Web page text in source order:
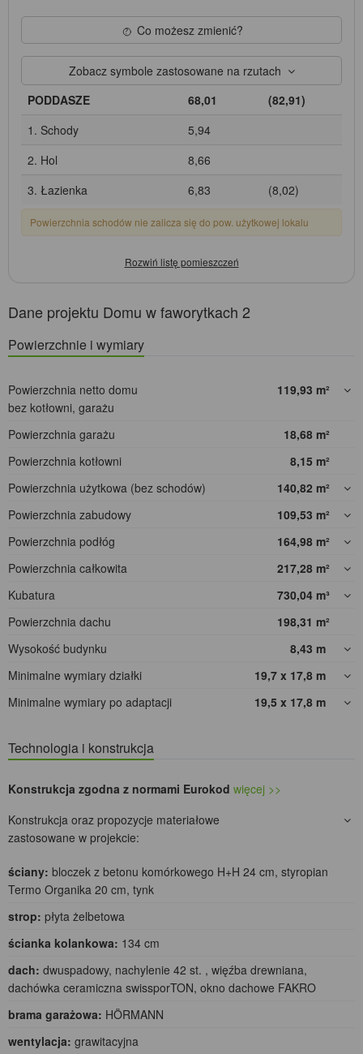
Co możesz zmienić?
Zobacz symbole zastosowane na rzutach
PODDASZE
68,01
(82,91)
1. Schody
5,94
2. Hol
8,66
3. Łazienka
6,83 (8,02)
Powierzchnia schodów nie zalicza się do pow. użytkowej lokalu
Dane projektu Domu w faworytkach 2
Powierzchnie i wymiary
Powierzchnia netto domu
bez kotłowni, garażu
119,93 m²
Powierzchnia garażu 18,68 m²
Powierzchnia kotłowni
8,15 m²
Powierzchnia użytkowa (bez schodów)
140,82 m²
Powierzchnia zabudowy
109,53 m²
Powierzchnia podłóg
164,98 m²
Powierzchnia całkowita
217,28 m²
Kubatura
730,04 m³
Powierzchnia dachu
198,31 m²
Wysokość budynku
8,43 m
Minimalne wymiary działki
19,7 x 17,8 m
Minimalne wymiary po adaptacji
19,5 x 17,8 m
Technologia i konstrukcja
Konstrukcja zgodna z normami Eurokod więcej >>
Konstrukcja oraz propozycje materiałowe
zastosowane w projekcie:
ściany: bloczek z betonu komórkowego H+H 24 cm, styropian
Termo Organika 20 cm, tynk
strop: płyta żelbetowa
ścianka kolankowa: 134 cm
dach: dwuspadowy, nachylenie 42 st. , więźba drewniana,
dachówka ceramiczna swissporTON, okno dachowe FAKRO
brama garażowa: HÖRMANN
wentylacja: grawitacyjna